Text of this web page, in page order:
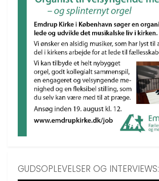
GUDSOPLEVELSER OG INTERVIEWS: